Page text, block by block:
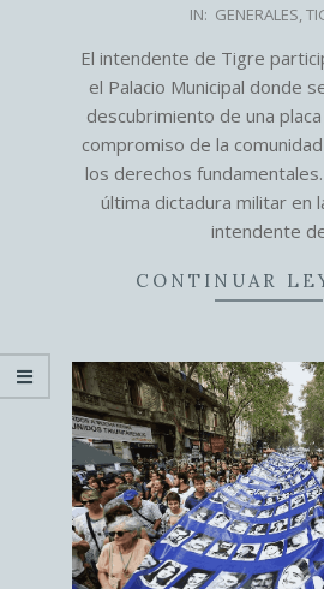
25
IN: GENERALES,
El intendente de Tigre
el Palacio Municipal donde
descubrimiento de una
compromiso de la
los derechos
última dictadura militar en
intendente
CONTINUAR